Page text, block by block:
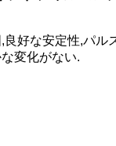
好な安定性,パ
変化がない.